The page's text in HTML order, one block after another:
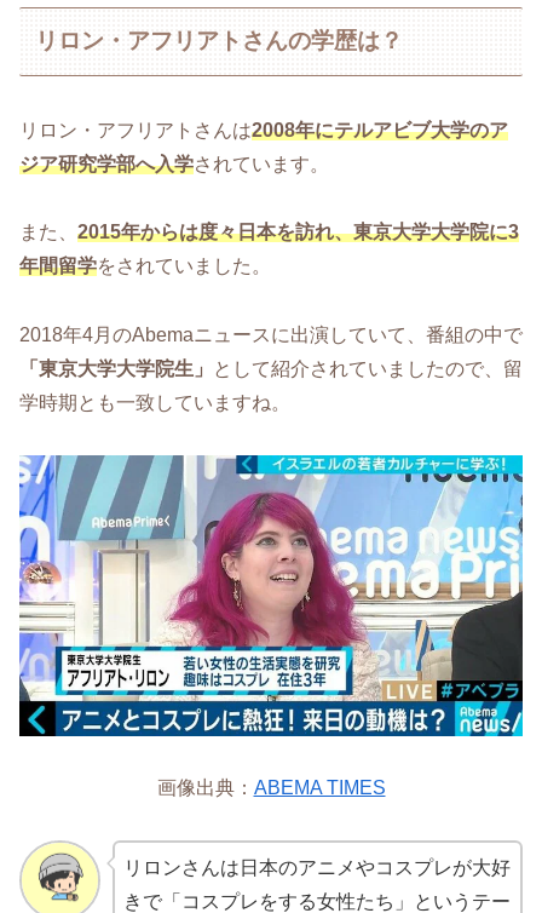
リロン・アフリアトさんの学歴は？
リロン・アフリアトさんは2008年にテルアビブ大学のア
ジア研究学部へ入学されています。
また、 2015年からは度々日本を訪れ、東京大学大学院に3
年間留学をされていました。
2018年4月のAbemaニュースに出演していて、番組の中で
「東京大学大学院生」
として紹介されていましたので、留
学時期とも一致していますね。
画像出典： ABEMA TIMES
リロンさんは日本のアニメやコスプレが大好
きで「コスプレをする女性たち」というテー